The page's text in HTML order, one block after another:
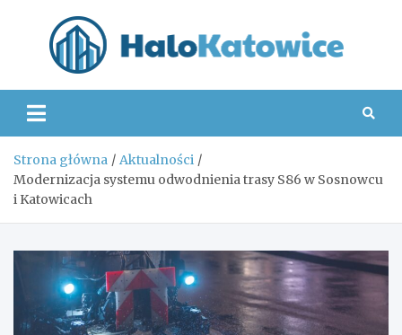
Strona główna
Aktualności
Modernizacja systemu odwodnienia trasy S86 w Sosnowcu
i Katowicach